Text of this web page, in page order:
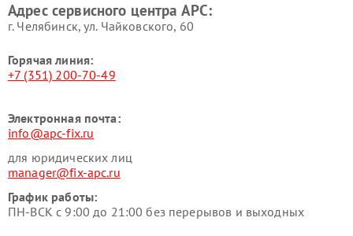
Адрес сервисного центра APC:
г. Челябинск, ул. Чайковского, 60
Горячая линия:
+7 (351) 200-70-49
Электронная почта:
info@apc-fix.ru
для юридических лиц
manager@fix-apc.ru
График работы:
ПН-ВСК с 9:00 до 21:00 без перерывов и выходных